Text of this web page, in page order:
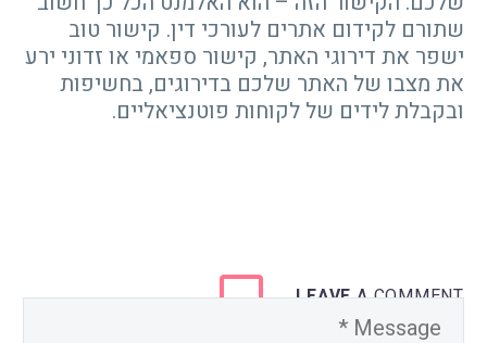
שתורם לקידום אתרים לעורכי דין. קישור טוב
ישפר את דירוגי האתר, קישור ספאמי או זדוני ירע
את מצבו של האתר שלכם בדירוגים, בחשיפות
ובקבלת לידים של לקוחות פוטנציאליים.
LEAVEA COMMENT